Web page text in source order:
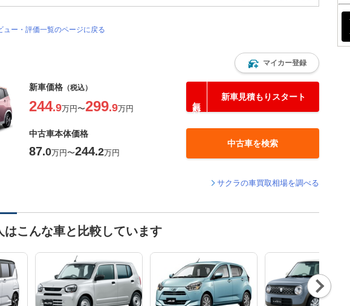
ュー・評価一覧のページに戻る
マイカー登録
新車価格 （税込）
244.9万円〜299.9万円
新車見積もりスタート
中古車本体価格
87.0万円〜244.2万円
中古車を検索
サクラの車買取相場を調べる
はこんな車と比較しています
Nex
t